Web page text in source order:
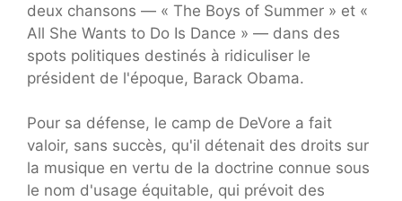
deux chansons — « The Boys of Summer » et «
All She Wants to Do Is Dance » — dans des
spots politiques destinés à ridiculiser le
président de l'époque, Barack Obama.
Pour sa défense, le camp de DeVore a fait
valoir, sans succès, qu'il détenait des droits sur
la musique en vertu de la doctrine connue sous
le nom d'usage équitable, qui prévoit des